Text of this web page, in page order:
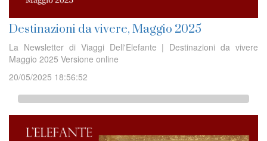
Destinazioni da vivere, Maggio 2025
La Newsletter di Viaggi Dell'Elefante | Destinazioni da vivere
Maggio 2025 Versione online
20/05/2025 18:56:52